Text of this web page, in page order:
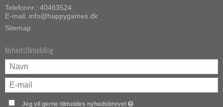
Telefonnr.: 40463524
E-mail: info@happygames.dk
Sitemap
Nyhedstilmelding
Jeg vil gerne tilmeldes nyhedsbrevet